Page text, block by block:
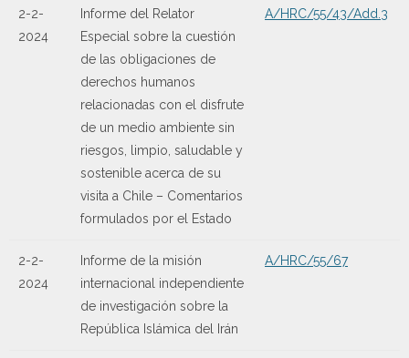
2-2-
2024
Informe del Relator
Especial sobre la cuestión
de las obligaciones de
derechos humanos
relacionadas con el disfrute
de un medio ambiente sin
riesgos, limpio, saludable y
sostenible acerca de su
visita a Chile – Comentarios
formulados por el Estado
A/HRC/55/43/Add.3
2-2-
2024
Informe de la misión
internacional independiente
de investigación sobre la
República Islámica del Irán
A/HRC/55/67